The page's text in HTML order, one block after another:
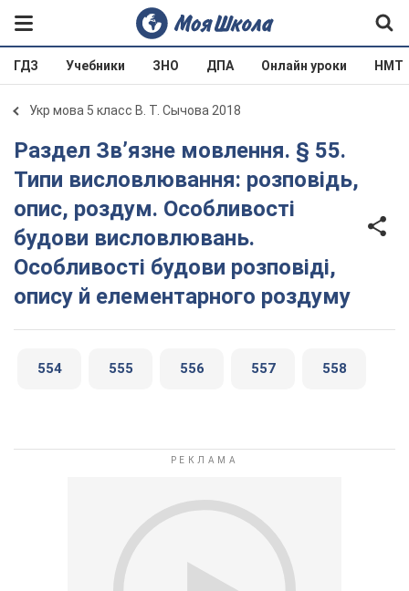
ГДЗ Учебники ЗНО ДПА Онлайн уроки НМТ
Укр мова 5 класс В. Т. Сычова 2018
Раздел Зв’язне мовлення. § 55.
Типи висловлювання: розповідь,
опис, роздум. Особливості
будови висловлювань.
Особливості будови розповіді,
опису й елементарного роздуму
554 555 556 557 558